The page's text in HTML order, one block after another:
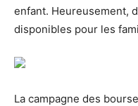
enfant. Heureusement,
disponibles pour les
La campagne des